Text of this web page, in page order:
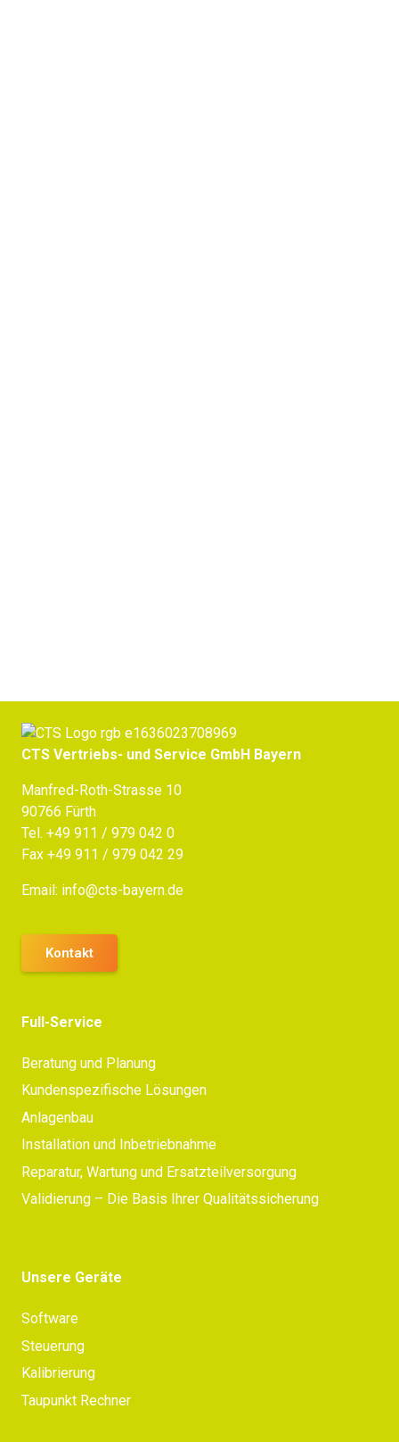
CTS Vertriebs- und Service GmbH Bayern
Manfred-Roth-Strasse 10
90766 Fürth
Tel. +49 911 / 979 042 0
Fax +49 911 / 979 042 29
Email: info@cts-bayern.de
Kontakt
Full-Service
Beratung und Planung
Kundenspezifische Lösungen
Anlagenbau
Installation und Inbetriebnahme
Reparatur, Wartung und Ersatzteilversorgung
Validierung – Die Basis Ihrer Qualitätssicherung
Unsere Geräte
Software
Steuerung
Kalibrierung
Taupunkt Rechner